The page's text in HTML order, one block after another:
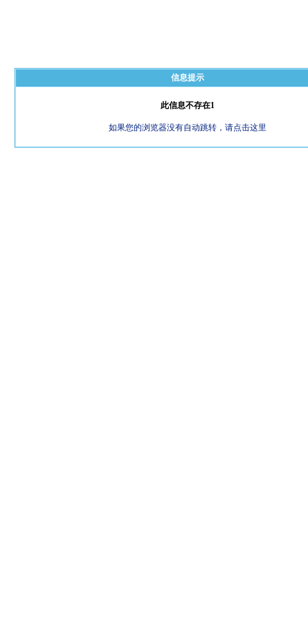
信息提示
此信息不存在1
如果您的浏览器没有自动跳转，请点击这里